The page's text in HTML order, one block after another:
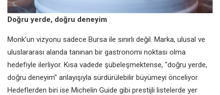
Doğru yerde, doğru deneyim
Monk’un vizyonu sadece Bursa ile sınırlı değil. Marka, ulusal ve
uluslararası alanda tanınan bir gastronomi noktası olma
hedefiyle ilerliyor. Kısa vadede şubeleşmektense, "doğru yerde,
doğru deneyim" anlayışıyla sürdürülebilir büyümeyi önceliyor.
Hedeflerden biri ise Michelin Guide gibi prestijli listelerde yer